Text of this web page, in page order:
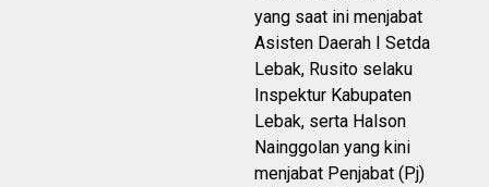
yang saat ini menjabat
Asisten Daerah I Setda
Lebak, Rusito selaku
Inspektur Kabupaten
Lebak, serta Halson
Nainggolan yang kini
menjabat Penjabat (Pj)